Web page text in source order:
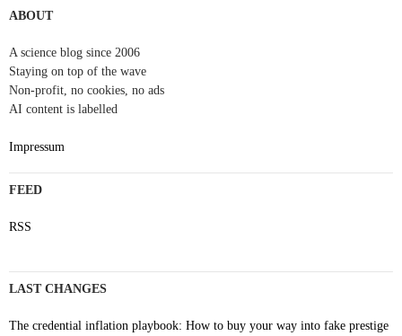
ABOUT
A science blog since 2006
Staying on top of the wave
Non-profit, no cookies, no ads
AI content is labelled
Impressum
FEED
RSS
LAST CHANGES
The credential inflation playbook: How to buy your way into fake prestige